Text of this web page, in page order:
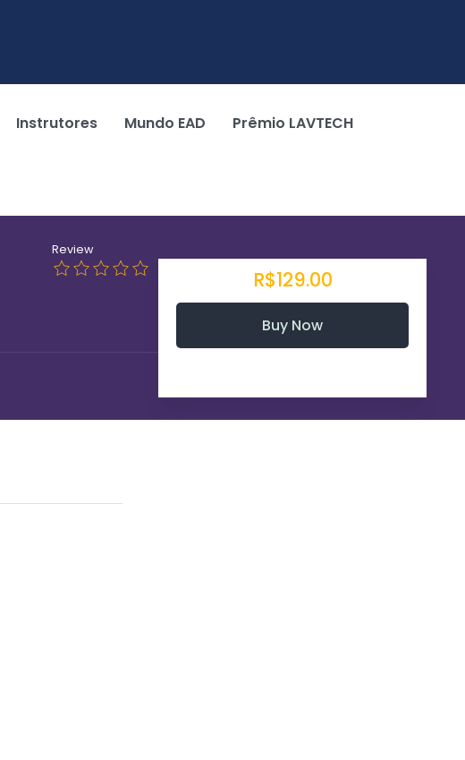
Instrutores Mundo EAD Prêmio LAVTECH
Review
R$129.00
Buy Now